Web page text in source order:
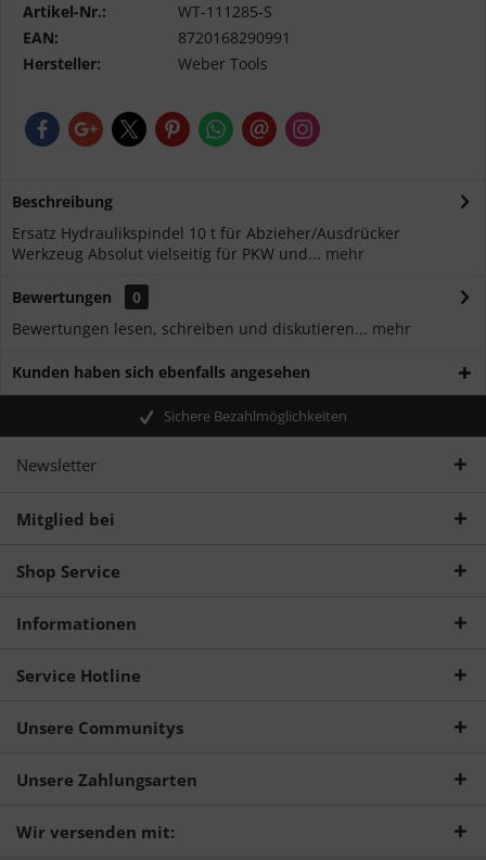
Artikel-Nr.:
WT-111285-S
EAN:
8720168290991
Hersteller:
Weber Tools
Beschreibung
Ersatz Hydraulikspindel 10 t für Abzieher/Ausdrücker
Werkzeug Absolut vielseitig für PKW und... mehr
Bewertungen
0
Bewertungen lesen, schreiben und diskutieren... mehr
Kunden haben sich ebenfalls angesehen
Sichere Bezahlmöglichkeiten
Newsletter
Mitglied bei
Shop Service
Informationen
Service Hotline
Unsere Communitys
Unsere Zahlungsarten
Wir versenden mit: